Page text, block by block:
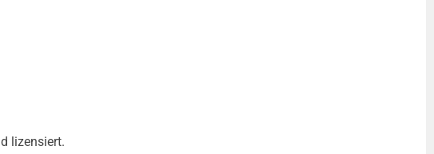
lizensiert.